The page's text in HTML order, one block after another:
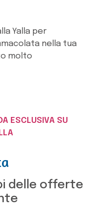
Yalla per
nella tua
molto
ESCLUSIVA SU
delle offerte